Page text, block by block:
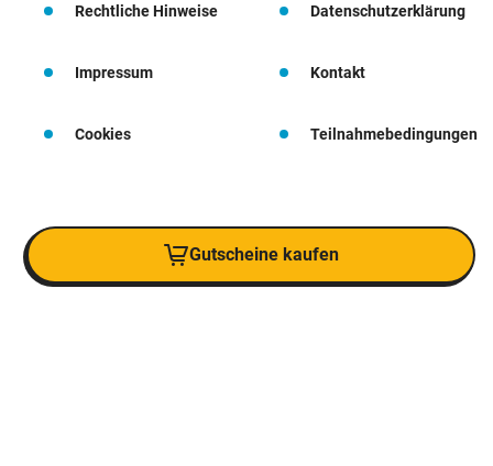
Rechtliche Hinweise
Datenschutzerklärung
Impressum Kontakt
Cookies Teilnahmebedingungen
Gutscheine kaufen